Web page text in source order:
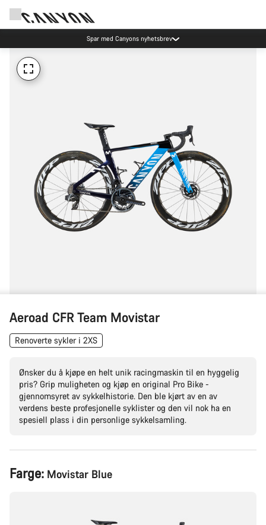
Spar med Canyons nyhetsbrev
Aeroad CFR Team Movistar
Renoverte sykler i 2XS
Ønsker du å kjøpe en helt unik racingmaskin til en hyggelig
pris? Grip muligheten og kjøp en original Pro Bike -
gjennomsyret av sykkelhistorie. Den ble kjørt av en av
verdens beste profesjonelle syklister og den vil nok ha en
spesiell plass i din personlige sykkelsamling.
Produktkonfigurasjon
Farge: Movistar Blue